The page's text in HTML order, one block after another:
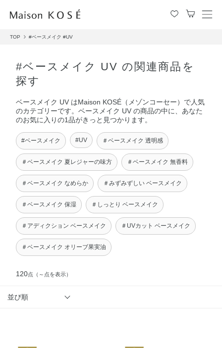
メ
TOP #ベースメイク #UV
#ベースメイク UV の関連商品を
探す
ベースメイク UV はMaison KOSÉ（メゾンコーセー）で人気
のカテゴリーです。ベースメイク UV の商品の中に、あなた
のお気に入りの1品がきっと見つかります。
#ベースメイク #UV ＃ベースメイク 透明感
＃ベースメイク 夏レジャーの味方 ＃ベースメイク 無香料
＃ベースメイク なめらか ＃みずみずしい ベースメイク
＃ベースメイク 保湿 ＃しっとり ベースメイク
＃アディクション ベースメイク ＃UVカット ベースメイク
＃ベースメイク オリーブ果実油
120点 （～点を表示）
並び順